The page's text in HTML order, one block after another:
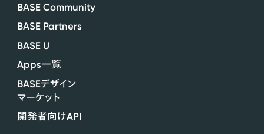
BASE Community
BASE Partners
BASE U
Apps一覧
BASEデザイン
マーケット
開発者向けAPI